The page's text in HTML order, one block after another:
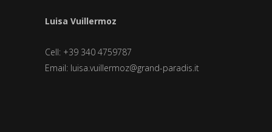
Luisa Vuillermoz
Cell: +39 340 4759787
Email: luisa.vuillermoz@grand-paradis.it